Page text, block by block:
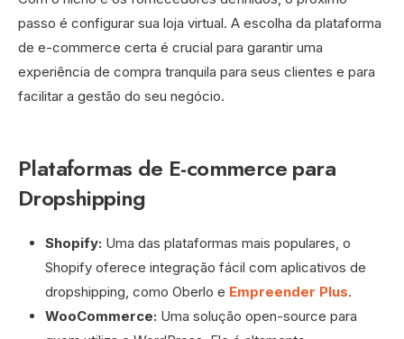
passo é configurar sua loja virtual. A escolha da plataforma
de e-commerce certa é crucial para garantir uma
experiência de compra tranquila para seus clientes e para
facilitar a gestão do seu negócio.
Plataformas de E-commerce para
Dropshipping
Shopify: Uma das plataformas mais populares, o
Shopify oferece integração fácil com aplicativos de
dropshipping, como Oberlo e Empreender Plus.
WooCommerce: Uma solução open-source para